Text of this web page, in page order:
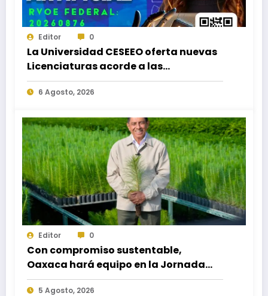
Editor 0
La Universidad CESEEO oferta nuevas
Licenciaturas acorde a las
necesidades educativas de los
egresados de escuelas del nivel medio
6 Agosto, 2026
Editor 0
Con compromiso sustentable,
Oaxaca hará equipo en la Jornada
Nacional de Reforestación 2026
5 Agosto, 2026